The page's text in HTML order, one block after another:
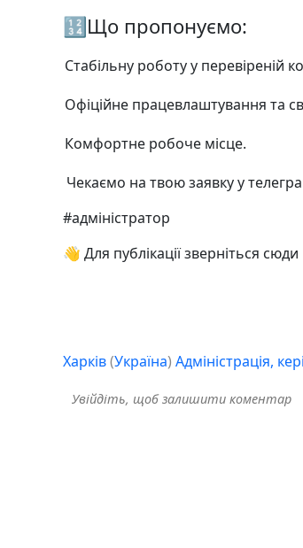
🔢Що пропонуємо:
Стабільну роботу у перевіреній
Офіційне працевлаштування та
Комфортне робоче місце.
Чекаємо на твою заявку у
#адміністратор
👋 Для публікації зверніться сюди
Харків(Україна) Адміністрація,
Увійдіть, щоб залишити коментар